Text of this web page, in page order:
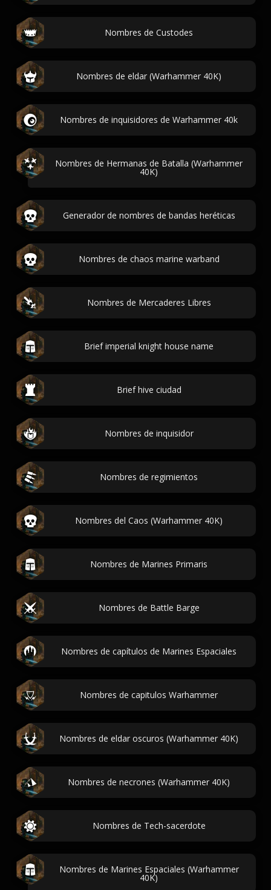
Nombres de Custodes
Nombres de eldar (Warhammer 40K)
Nombres de inquisidores de Warhammer 40k
Nombres de Hermanas de Batalla (Warhammer
40K)
Generador de nombres de bandas heréticas
Nombres de chaos marine warband
Nombres de Mercaderes Libres
Brief imperial knight house name
Brief hive ciudad
Nombres de inquisidor
Nombres de regimientos
Nombres del Caos (Warhammer 40K)
Nombres de Marines Primaris
Nombres de Battle Barge
Nombres de capítulos de Marines Espaciales
Nombres de capitulos Warhammer
Nombres de eldar oscuros (Warhammer 40K)
Nombres de necrones (Warhammer 40K)
Nombres de Tech-sacerdote
Nombres de Marines Espaciales (Warhammer
40K)